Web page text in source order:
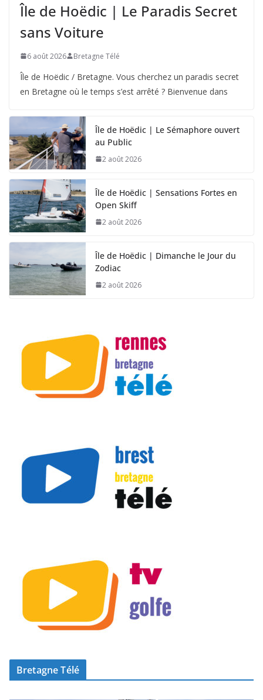
Île de Hoëdic | Le Paradis Secret
sans Voiture
6 août 2026 Bretagne Télé
Île de Hoëdic / Bretagne. Vous cherchez un paradis secret
en Bretagne où le temps s’est arrêté ? Bienvenue dans
Île de Hoëdic | Le Sémaphore ouvert
au Public
2 août 2026
Île de Hoëdic | Sensations Fortes en
Open Skiff
2 août 2026
Île de Hoëdic | Dimanche le Jour du
Zodiac
2 août 2026
Bretagne Télé